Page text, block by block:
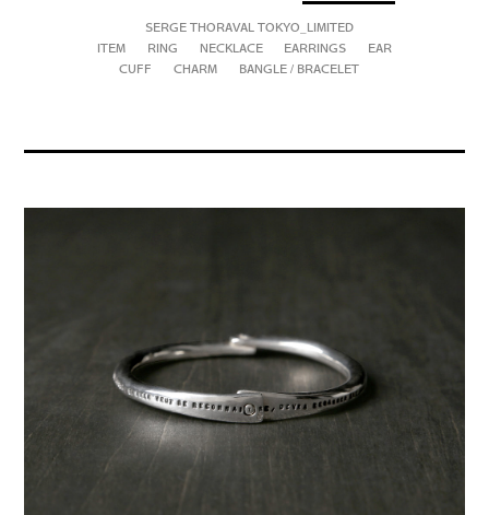
SERGE THORAVAL TOKYO_LIMITED
ITEM
RING NECKLACE EARRINGS
EAR
CUFF
CHARM BANGLE / BRACELET